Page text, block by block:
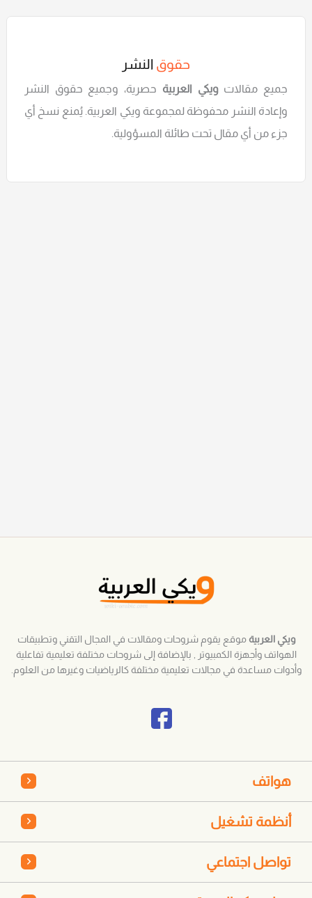
حقوق النشر
جميع مقالاتويكي العربية حصرية، وجميع حقوق النشر
وإعادة النشر محفوظة لمجموعة ويكي العربية. يُمنع نسخ أي
جزء من أي مقال تحت طائلة المسؤولية.
ويكي العربية موقع يقوم شروحات ومقالات في المجال التقني وتطبيقات
الهواتف وأجهزة الكمبيوتر , بالإضافة إلى شروحات مختلفة تعليمية تفاعلية
وأدوات مساعدة في مجالات تعليمية مختلفة كالرياضيات وغيرها من العلوم.
هواتف
أنظمة تشغيل
تواصل اجتماعي